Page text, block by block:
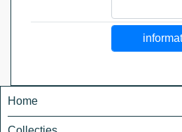
Home